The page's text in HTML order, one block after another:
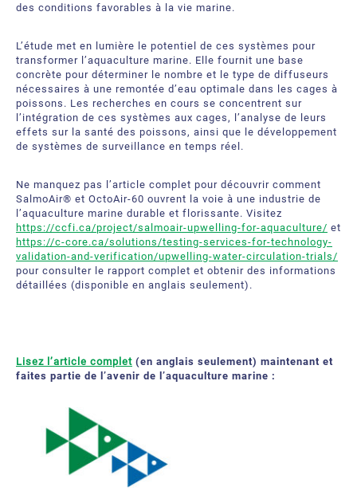
des conditions favorables à la vie marine.
L’étude met en lumière le potentiel de ces systèmes pour
transformer l’aquaculture marine. Elle fournit une base
concrète pour déterminer le nombre et le type de diffuseurs
nécessaires à une remontée d’eau optimale dans les cages à
poissons. Les recherches en cours se concentrent sur
l’intégration de ces systèmes aux cages, l’analyse de leurs
effets sur la santé des poissons, ainsi que le développement
de systèmes de surveillance en temps réel.
Ne manquez pas l’article complet pour découvrir comment
SalmoAir® et OctoAir-60 ouvrent la voie à une industrie de
l’aquaculture marine durable et florissante. Visitez
https://ccfi.ca/project/salmoair-upwelling-for-aquaculture/ et
https://c-core.ca/solutions/testing-services-for-technology-
validation-and-verification/upwelling-water-circulation-trials/
pour consulter le rapport complet et obtenir des informations
détaillées (disponible en anglais seulement).
Lisez l’article complet (en anglais seulement) maintenant et
faites partie de l’avenir de l’aquaculture marine :